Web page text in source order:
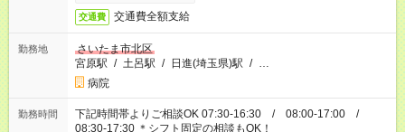
交通費 交通費全額支給
勤務地
さいたま市北区
宮原駅 / 土呂駅 / 日進(埼玉県)駅 / …
病院
勤務時間
下記時間帯よりご相談OK 07:30-16:30 / 08:00-17:00 /
08:30-17:30 ＊シフト固定の相談もOK！